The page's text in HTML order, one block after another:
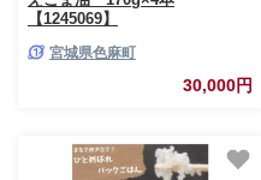
【1245069】
宮城県色麻町
30,000円